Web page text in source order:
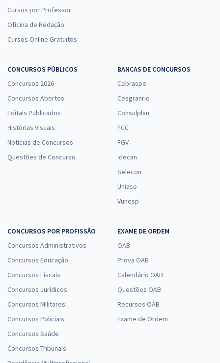
Cursos por Professor
Oficina de Redação
Cursos Online Gratuitos
CONCURSOS PÚBLICOS
Concursos 2026
Concursos Abertos
Editais Publicados
Histórias Visuais
Notícias de Concursos
Questões de Concurso
BANCAS DE CONCURSOS
Cebraspe
Cesgranrio
Consulplan
FCC
FGV
Idecan
Selecon
Uniase
Vunesp
CONCURSOS POR PROFISSÃO
Concursos Administrativos
Concursos Educação
Concursos Fiscais
Concursos Jurídicos
Concursos Militares
Concursos Policiais
Concursos Saúde
Concursos Tribunais
EXAME DE ORDEM
OAB
Prova OAB
Calendário OAB
Questões OAB
Recursos OAB
Exame de Ordem